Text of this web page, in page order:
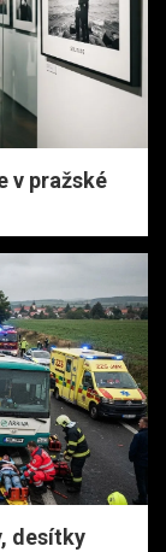
v pražské
desítky